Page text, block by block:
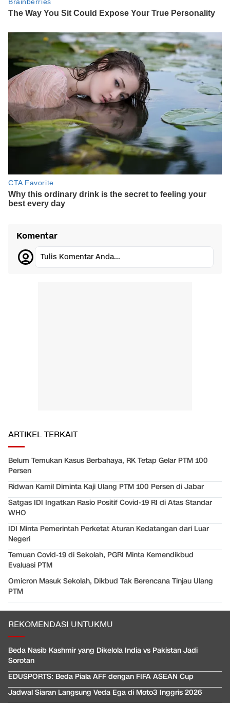
Komentar
Tulis Komentar Anda...
ARTIKEL TERKAIT
Belum Temukan Kasus Berbahaya, RK Tetap Gelar PTM 100
Persen
Ridwan Kamil Diminta Kaji Ulang PTM 100 Persen di Jabar
Satgas IDI Ingatkan Rasio Positif Covid-19 RI di Atas Standar
WHO
IDI Minta Pemerintah Perketat Aturan Kedatangan dari Luar
Negeri
Temuan Covid-19 di Sekolah, PGRI Minta Kemendikbud
Evaluasi PTM
Omicron Masuk Sekolah, Dikbud Tak Berencana Tinjau Ulang
PTM
REKOMENDASI UNTUKMU
Beda Nasib Kashmir yang Dikelola India vs Pakistan Jadi
Sorotan
EDUSPORTS: Beda Piala AFF dengan FIFA ASEAN Cup
Jadwal Siaran Langsung Veda Ega di Moto3 Inggris 2026